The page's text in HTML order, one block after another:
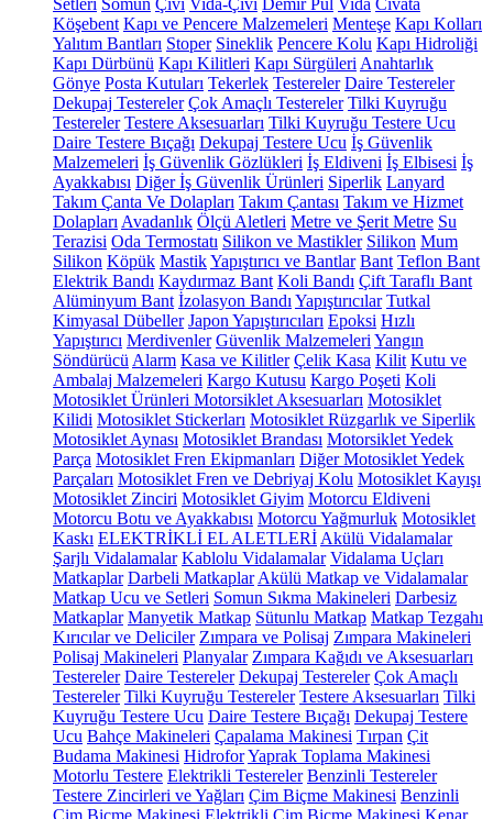
Setleri Somun Çivi Vida-Çivi Demir Pul Vida Civata
Köşebent Kapı ve Pencere Malzemeleri Menteşe Kapı Kolları
Yalıtım Bantları Stoper Sineklik Pencere Kolu Kapı Hidroliği
Kapı Dürbünü Kapı Kilitleri Kapı Sürgüleri Anahtarlık
Gönye Posta Kutuları Tekerlek Testereler Daire Testereler
Dekupaj Testereler Çok Amaçlı Testereler Tilki Kuyruğu
Testereler Testere Aksesuarları Tilki Kuyruğu Testere Ucu
Daire Testere Bıçağı Dekupaj Testere Ucu İş Güvenlik
Malzemeleri İş Güvenlik Gözlükleri İş Eldiveni İş Elbisesi İş
Ayakkabısı Diğer İş Güvenlik Ürünleri Siperlik Lanyard
Takım Çanta Ve Dolapları Takım Çantası Takım ve Hizmet
Dolapları Avadanlık Ölçü Aletleri Metre ve Şerit Metre Su
Terazisi Oda Termostatı Silikon ve Mastikler Silikon Mum
Silikon Köpük MastikYapıştırıcı ve Bantlar Bant Teflon Bant
Elektrik Bandı Kaydırmaz Bant Koli Bandı Çift Taraflı Bant
Alüminyum Bant İzolasyon Bandı Yapıştırıcılar Tutkal
Kimyasal Dübeller Japon Yapıştırıcıları Epoksi Hızlı
Yapıştırıcı Merdivenler Güvenlik Malzemeleri Yangın
Söndürücü Alarm Kasa ve Kilitler Çelik Kasa Kilit Kutu ve
Ambalaj Malzemeleri Kargo Kutusu Kargo Poşeti Koli
Motosiklet Ürünleri Motorsiklet Aksesuarları Motosiklet
Kilidi Motosiklet Stickerları Motosiklet Rüzgarlık ve Siperlik
Motosiklet Aynası Motosiklet Brandası Motorsiklet Yedek
Parça Motosiklet Fren Ekipmanları Diğer Motosiklet Yedek
Parçaları Motosiklet Fren ve Debriyaj Kolu Motosiklet Kayışı
Motosiklet Zinciri Motosiklet Giyim Motorcu Eldiveni
Motorcu Botu ve Ayakkabısı Motorcu Yağmurluk Motosiklet
Kaskı ELEKTRİKLİ EL ALETLERİ Akülü Vidalamalar
Şarjlı Vidalamalar Kablolu Vidalamalar Vidalama Uçları
Matkaplar Darbeli Matkaplar Akülü Matkap ve Vidalamalar
Matkap Ucu ve Setleri Somun Sıkma Makineleri Darbesiz
Matkaplar Manyetik Matkap Sütunlu Matkap Matkap Tezgahı
Kırıcılar ve Deliciler Zımpara ve Polisaj Zımpara Makineleri
Polisaj Makineleri Planyalar Zımpara Kağıdı ve Aksesuarları
Testereler Daire Testereler Dekupaj Testereler Çok Amaçlı
Testereler Tilki Kuyruğu Testereler Testere Aksesuarları Tilki
Kuyruğu Testere Ucu Daire Testere Bıçağı Dekupaj Testere
Ucu Bahçe Makineleri Çapalama Makinesi Tırpan Çit
Budama Makinesi HidroforYaprak Toplama Makinesi
Motorlu Testere Elektrikli Testereler Benzinli Testereler
Testere Zincirleri ve Yağları Çim Biçme Makinesi Benzinli
Çim Biçme Makinesi Elektrikli Çim Biçme Makinesi Kenar